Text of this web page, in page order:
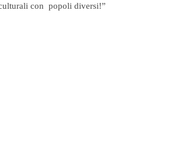
con  popoli diversi!”